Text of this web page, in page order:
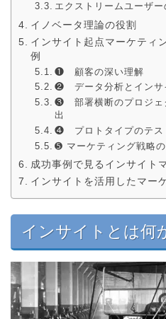
エクストリームユーザー
イノベータ理論の役割
インサイト起点マーケティ
例
❶ 顧客の深い理解
❷ データ分析とインサ
❸ 部署横断のプロジェ
出
❹ プロトタイプのテス
➎ マーケティング戦略
成功事例で見るインサイト
インサイトを活用したマー
インサイトとは何